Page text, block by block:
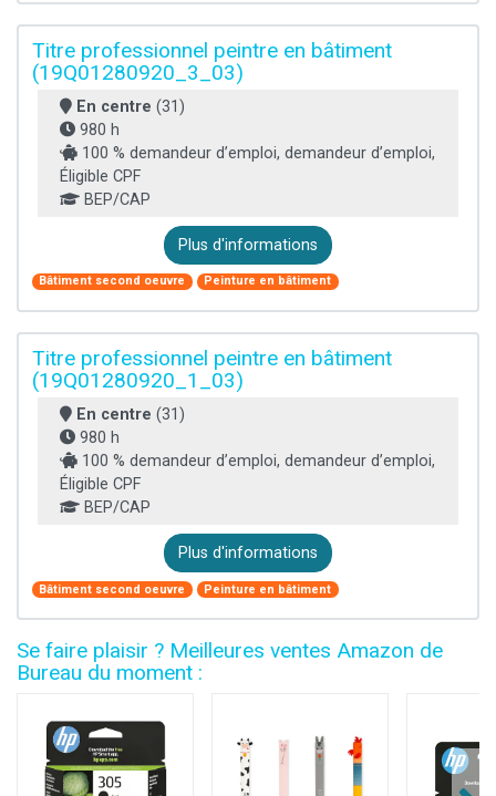
Titre professionnel peintre en bâtiment
(19Q01280920_3_03)
En centre (31)
980 h
100 % demandeur d’emploi, demandeur d’emploi,
Éligible CPF
BEP/CAP
Plus d'informations
Bâtiment second oeuvre Peinture en bâtiment
Titre professionnel peintre en bâtiment
(19Q01280920_1_03)
En centre (31)
980 h
100 % demandeur d’emploi, demandeur d’emploi,
Éligible CPF
BEP/CAP
Plus d'informations
Bâtiment second oeuvre Peinture en bâtiment
Se faire plaisir ? Meilleures ventes Amazon de
Bureau du moment :